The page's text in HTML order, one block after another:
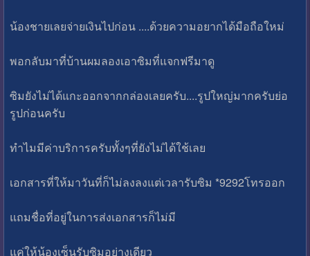
น้องชายเลยจ่ายเงินไปก่อน ....ด้วยความอยากได้มือถือใหม่
พอกลับมาที่บ้านผมลองเอาซิมที่แจกฟรีมาดู
ซิมยังไม่ได้แกะออกจากกล่องเลยครับ....รูปใหญ่มากครับย่อ
รูปก่อนครับ
ทำไมมีค่าบริการครับทั้งๆที่ยังไม่ได้ใช้เลย
เอกสารที่ให้มาวันที่ก็ไม่ลงลงแต่เวลารับซิม *9292โทรออก
แถมชื่อที่อยู่ในการส่งเอกสารก็ไม่มี
แค่ให้น้องเซ็นรับซิมอย่างเดียว